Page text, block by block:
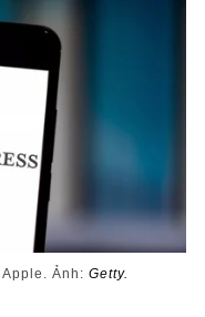
Apple. Ảnh:Getty.